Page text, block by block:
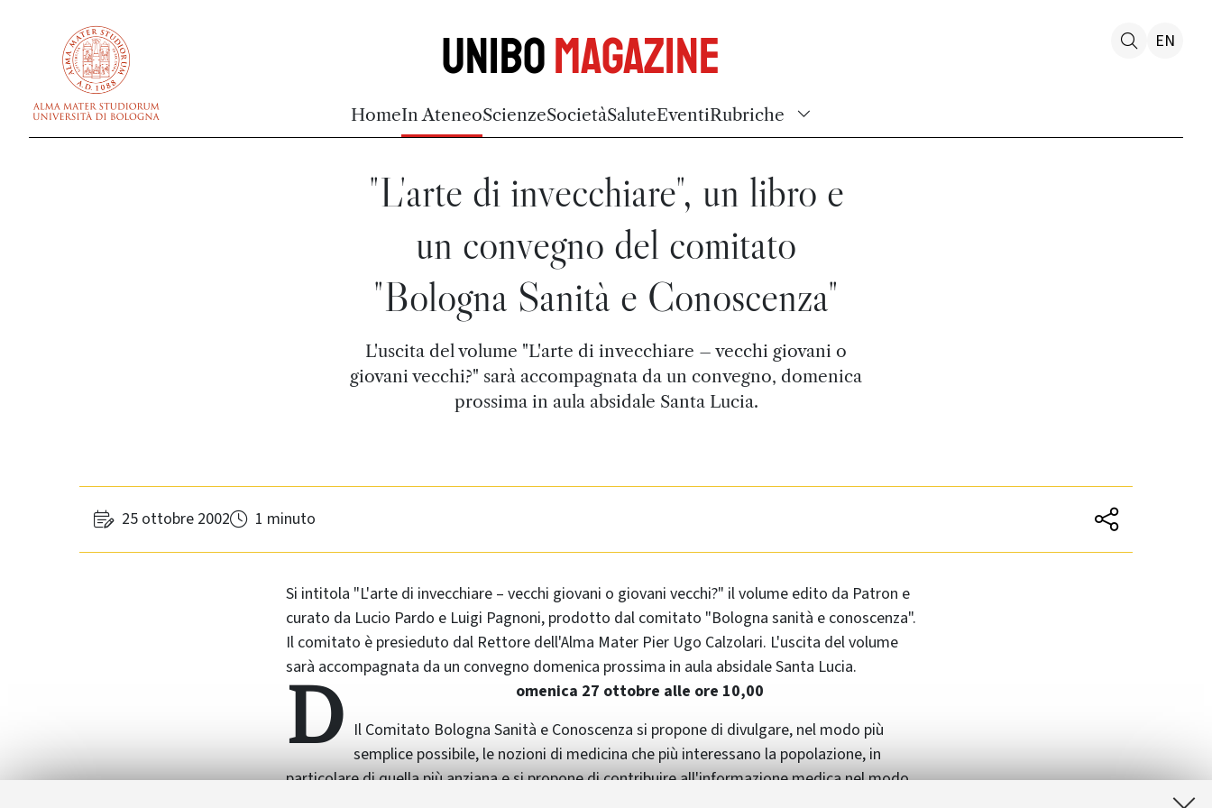
UniboMagazine
HomeIn AteneoScienzeSocietàSaluteEventiRubriche
EN
"L'arte di invecchiare", un libro e
un convegno del comitato
"Bologna Sanità e Conoscenza"
L'uscita del volume "L'arte di invecchiare – vecchi giovani o
giovani vecchi?" sarà accompagnata da un convegno, domenica
prossima in aula absidale Santa Lucia.
25 ottobre 2002 1 minuto
Si intitola "L'arte di invecchiare – vecchi giovani o giovani vecchi?" il volume edito da Patron e
curato da Lucio Pardo e Luigi Pagnoni, prodotto dal comitato "Bologna sanità e conoscenza".
Il comitato è presieduto dal Rettore dell'Alma Mater Pier Ugo Calzolari. L'uscita del volume
sarà accompagnata da un convegno domenica prossima in aula absidale Santa Lucia.
D
omenica 27 ottobre alle ore 10,00
Il Comitato Bologna Sanità e Conoscenza si propone di divulgare, nel modo più
semplice possibile, le nozioni di medicina che più interessano la popolazione, in
particolare di quella più anziana e si propone di contribuire all'informazione medica nel modo